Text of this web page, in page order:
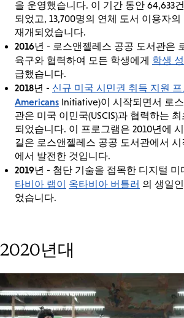
을 운영했습니다. 이 기간 동안 64,633
되었고, 13,700명의 연체 도서 이용자의
재개되었습니다.
2016년 - 로스앤젤레스 공공 도서관은
육구와 협력하여 모든 학생에게 학생
급했습니다.
2018년 - 신규 미국 시민권 취득 지원
Americans Initiative)이 시작되면서 로
관은 미국 이민국(USCIS)과 협력하는
되었습니다. 이 프로그램은 2010년에
길은 로스앤젤레스 공공 도서관에서
에서 발전한 것입니다.
2019년 - 첨단 기술을 접목한 디지털 미
타비아 랩이 옥타비아 버틀러 의 생일
었습니다.
2020년대